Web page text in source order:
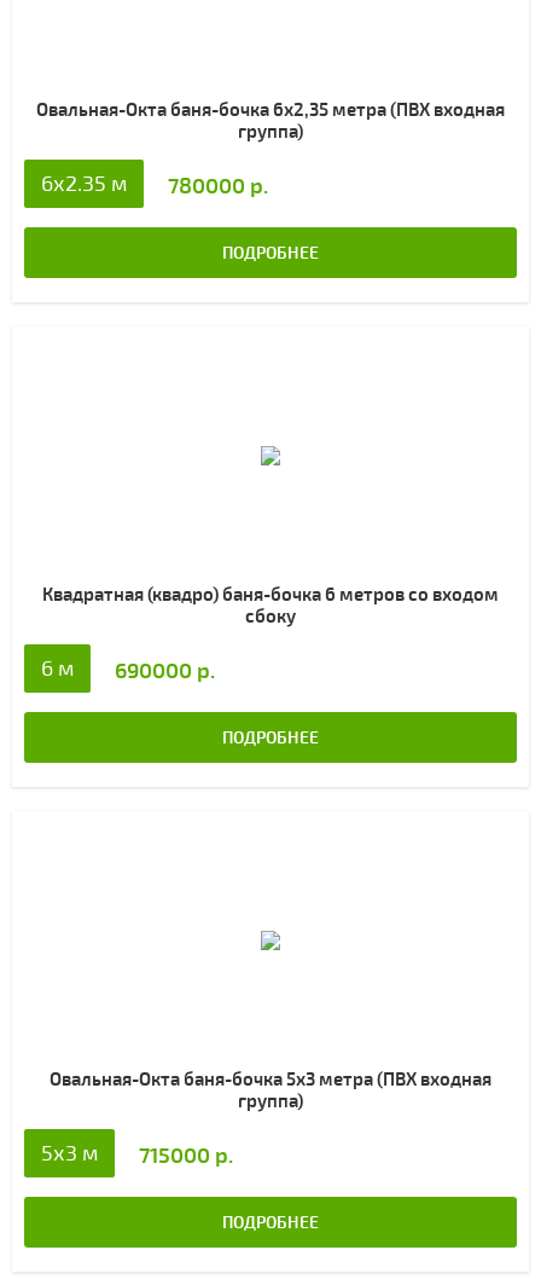
Овальная-Окта баня-бочка 6х2,35 метра (ПВХ входная
группа)
6x2.35 м 780000 р.
ПОДРОБНЕЕ
Квадратная (квадро) баня-бочка 6 метров со входом
сбоку
6 м 690000 р.
ПОДРОБНЕЕ
Овальная-Окта баня-бочка 5х3 метра (ПВХ входная
группа)
5х3 м 715000 р.
ПОДРОБНЕЕ